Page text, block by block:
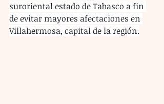
suroriental estado de Tabasco a fin
de evitar mayores afectaciones en
Villahermosa, capital de la región.